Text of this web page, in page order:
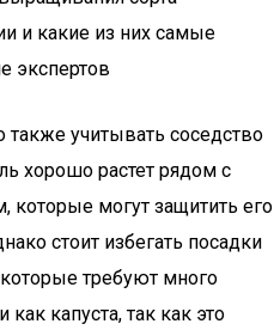
и какие из них самые
экспертов
учитывать соседство
хорошо растет рядом с
могут защитить его
стоит избегать посадки
требуют много
капуста, так как это